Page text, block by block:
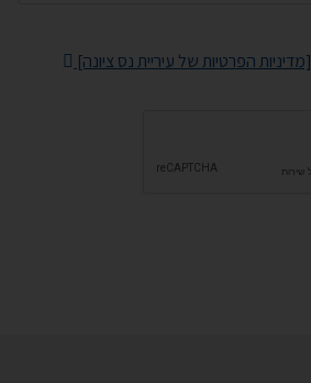
[מדיניות הפרטיות של עיריית נס ציונה]